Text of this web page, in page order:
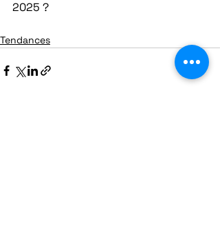
2025 ?
Tendances